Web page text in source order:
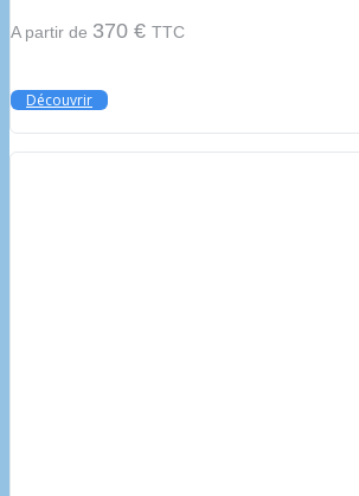
A partir de 370 € TTC
Découvrir